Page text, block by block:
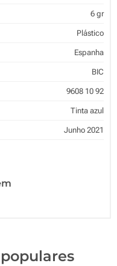
6 gr
Plástico
Espanha
BIC
9608 10 92
Tinta azul
Junho 2021